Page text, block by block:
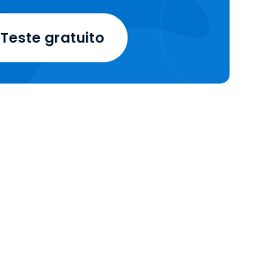
Teste gratuito